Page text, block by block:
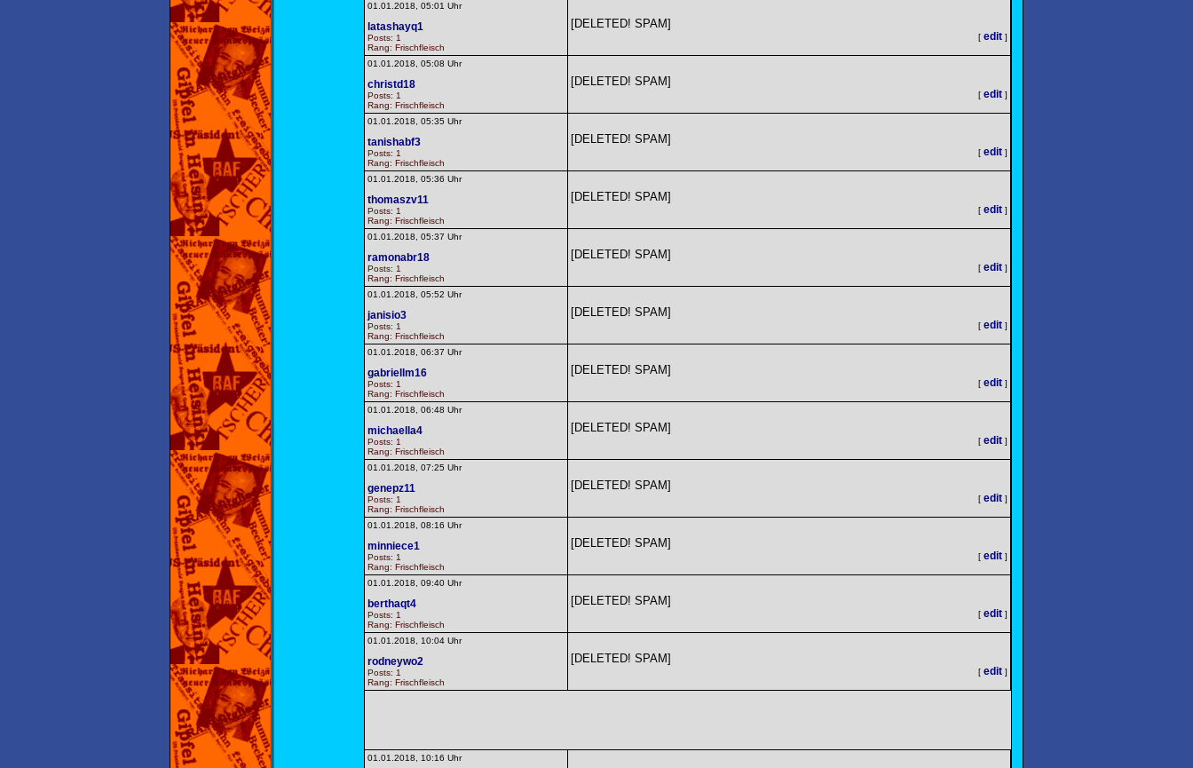
01.01.2018, 05:01 Uhr
latashayq1
Posts: 1
Rang: Frischfleisch
[DELETED! SPAM]
[ edit ]
01.01.2018, 05:08 Uhr
christd18
Posts: 1
Rang: Frischfleisch
[DELETED! SPAM]
[ edit ]
01.01.2018, 05:35 Uhr
tanishabf3
Posts: 1
Rang: Frischfleisch
[DELETED! SPAM]
[ edit ]
01.01.2018, 05:36 Uhr
thomaszv11
Posts: 1
Rang: Frischfleisch
[DELETED! SPAM]
[ edit ]
01.01.2018, 05:37 Uhr
ramonabr18
Posts: 1
Rang: Frischfleisch
[DELETED! SPAM]
[ edit ]
01.01.2018, 05:52 Uhr
janisio3
Posts: 1
Rang: Frischfleisch
[DELETED! SPAM]
[ edit ]
01.01.2018, 06:37 Uhr
gabriellm16
Posts: 1
Rang: Frischfleisch
[DELETED! SPAM]
[ edit ]
01.01.2018, 06:48 Uhr
michaella4
Posts: 1
Rang: Frischfleisch
[DELETED! SPAM]
[ edit ]
01.01.2018, 07:25 Uhr
genepz11
Posts: 1
Rang: Frischfleisch
[DELETED! SPAM]
[ edit ]
01.01.2018, 08:16 Uhr
minniece1
Posts: 1
Rang: Frischfleisch
[DELETED! SPAM]
[ edit ]
01.01.2018, 09:40 Uhr
berthaqt4
Posts: 1
Rang: Frischfleisch
[DELETED! SPAM]
[ edit ]
01.01.2018, 10:04 Uhr
rodneywo2
Posts: 1
Rang: Frischfleisch
[DELETED! SPAM]
[ edit ]
01.01.2018, 10:16 Uhr